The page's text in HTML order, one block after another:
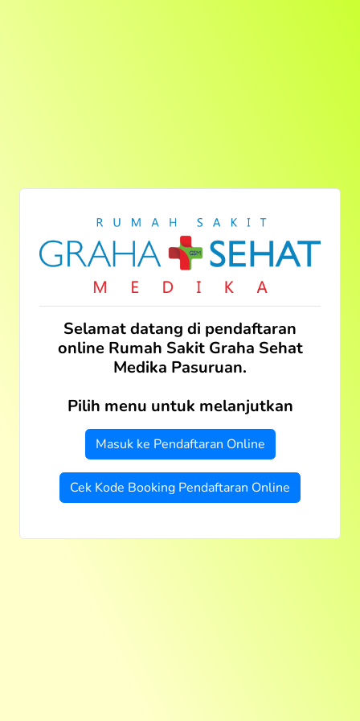
Selamat datang di pendaftaran
online Rumah Sakit Graha Sehat
Medika Pasuruan.
Pilih menu untuk melanjutkan
Masuk ke Pendaftaran Online
Cek Kode Booking Pendaftaran Online